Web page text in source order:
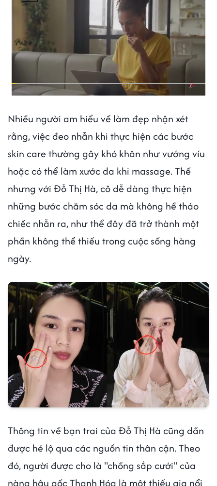
Nhiều người am hiểu về làm đẹp nhận xét
rằng, việc đeo nhẫn khi thực hiện các bước
skin care thường gây khó khăn như vướng víu
hoặc có thể làm xước da khi massage. Thế
nhưng với Đỗ Thị Hà, cô dễ dàng thực hiện
những bước chăm sóc da mà không hề tháo
chiếc nhẫn ra, như thể đây đã trở thành một
phần không thể thiếu trong cuộc sống hàng
ngày.
Thông tin về bạn trai của Đỗ Thị Hà cũng dần
được hé lộ qua các nguồn tin thân cận. Theo
đó, người được cho là "chồng sắp cưới" của
nàng hậu gốc Thanh Hóa là một thiếu gia nổi